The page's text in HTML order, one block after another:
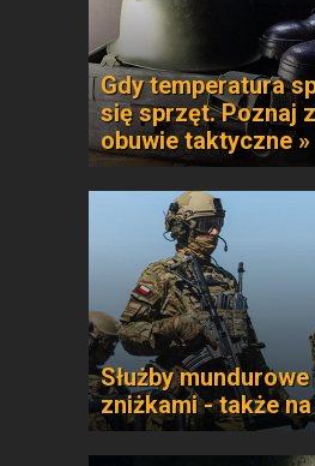
Gdy temperatura
się sprzęt. Poznaj
obuwie taktyczne »
Służby
zniżkami - także